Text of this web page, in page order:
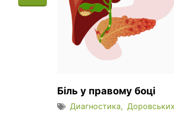
Біль у правому боці
Диагностика Доровських